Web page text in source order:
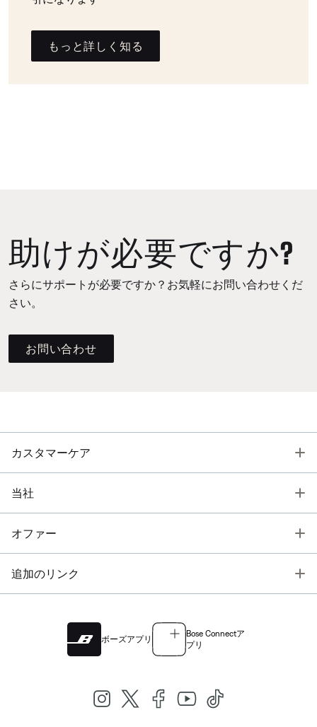
もっと詳しく知る
助けが必要ですか?
さらにサポートが必要ですか？お気軽にお問い合わせくだ
さい。
お問い合わせ
カスタマーケア
当社
オファー
追加のリンク
ボーズアプリ
Bose Connectア
プリ